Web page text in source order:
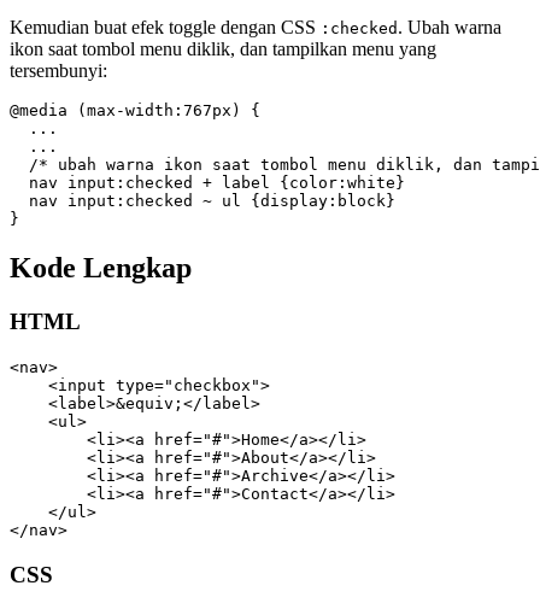
Kemudian buat efek toggle dengan CSS :checked . Ubah warna
ikon saat tombol menu diklik, dan tampilkan menu yang
tersembunyi:
@media (max-width:767px) {
  ...
  ...
/* ubah warna ikon saat tombol menu diklik, dan
  nav input:checked + label {color:white}
  nav input:checked ~ ul {display:block}
}
Kode Lengkap
HTML
<nav>
    <input type="checkbox">
    <label>&equiv;</label>
    <ul>
        <li><a href="#">Home</a></li>
        <li><a href="#">About</a></li>
        <li><a href="#">Archive</a></li>
        <li><a href="#">Contact</a></li>
    </ul>
</nav>
CSS